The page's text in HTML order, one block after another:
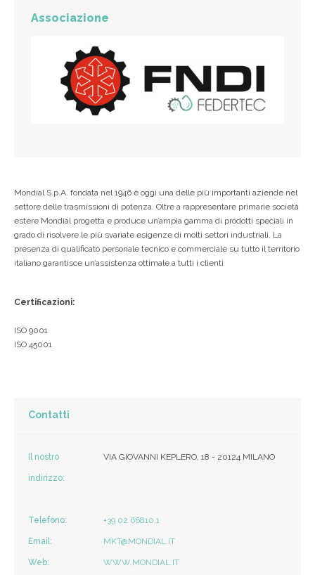
Associazione
Mondial S.p.A. fondata nel 1946 è oggi una delle più importanti aziende nel
settore delle trasmissioni di potenza. Oltre a rappresentare primarie società
estere Mondial progetta e produce un’ampia gamma di prodotti speciali in
grado di risolvere le più svariate esigenze di molti settori industriali. La
presenza di qualificato personale tecnico e commerciale su tutto il territorio
italiano garantisce un’assistenza ottimale a tutti i clienti
Certificazioni:
ISO 9001
ISO 45001
Contatti
Il nostro
indirizzo:
VIA GIOVANNI KEPLERO, 18 - 20124 MILANO
Telefono: +39 02 66810.1
Email: MKT@MONDIAL.IT
Web: WWW,MONDIAL.IT